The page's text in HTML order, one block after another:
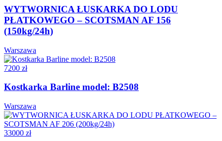
WYTWORNICA ŁUSKARKA DO LODU
PŁATKOWEGO – SCOTSMAN AF 156
(150kg/24h)
Warszawa
7200 zł
Kostkarka Barline model: B2508
Warszawa
33000 zł